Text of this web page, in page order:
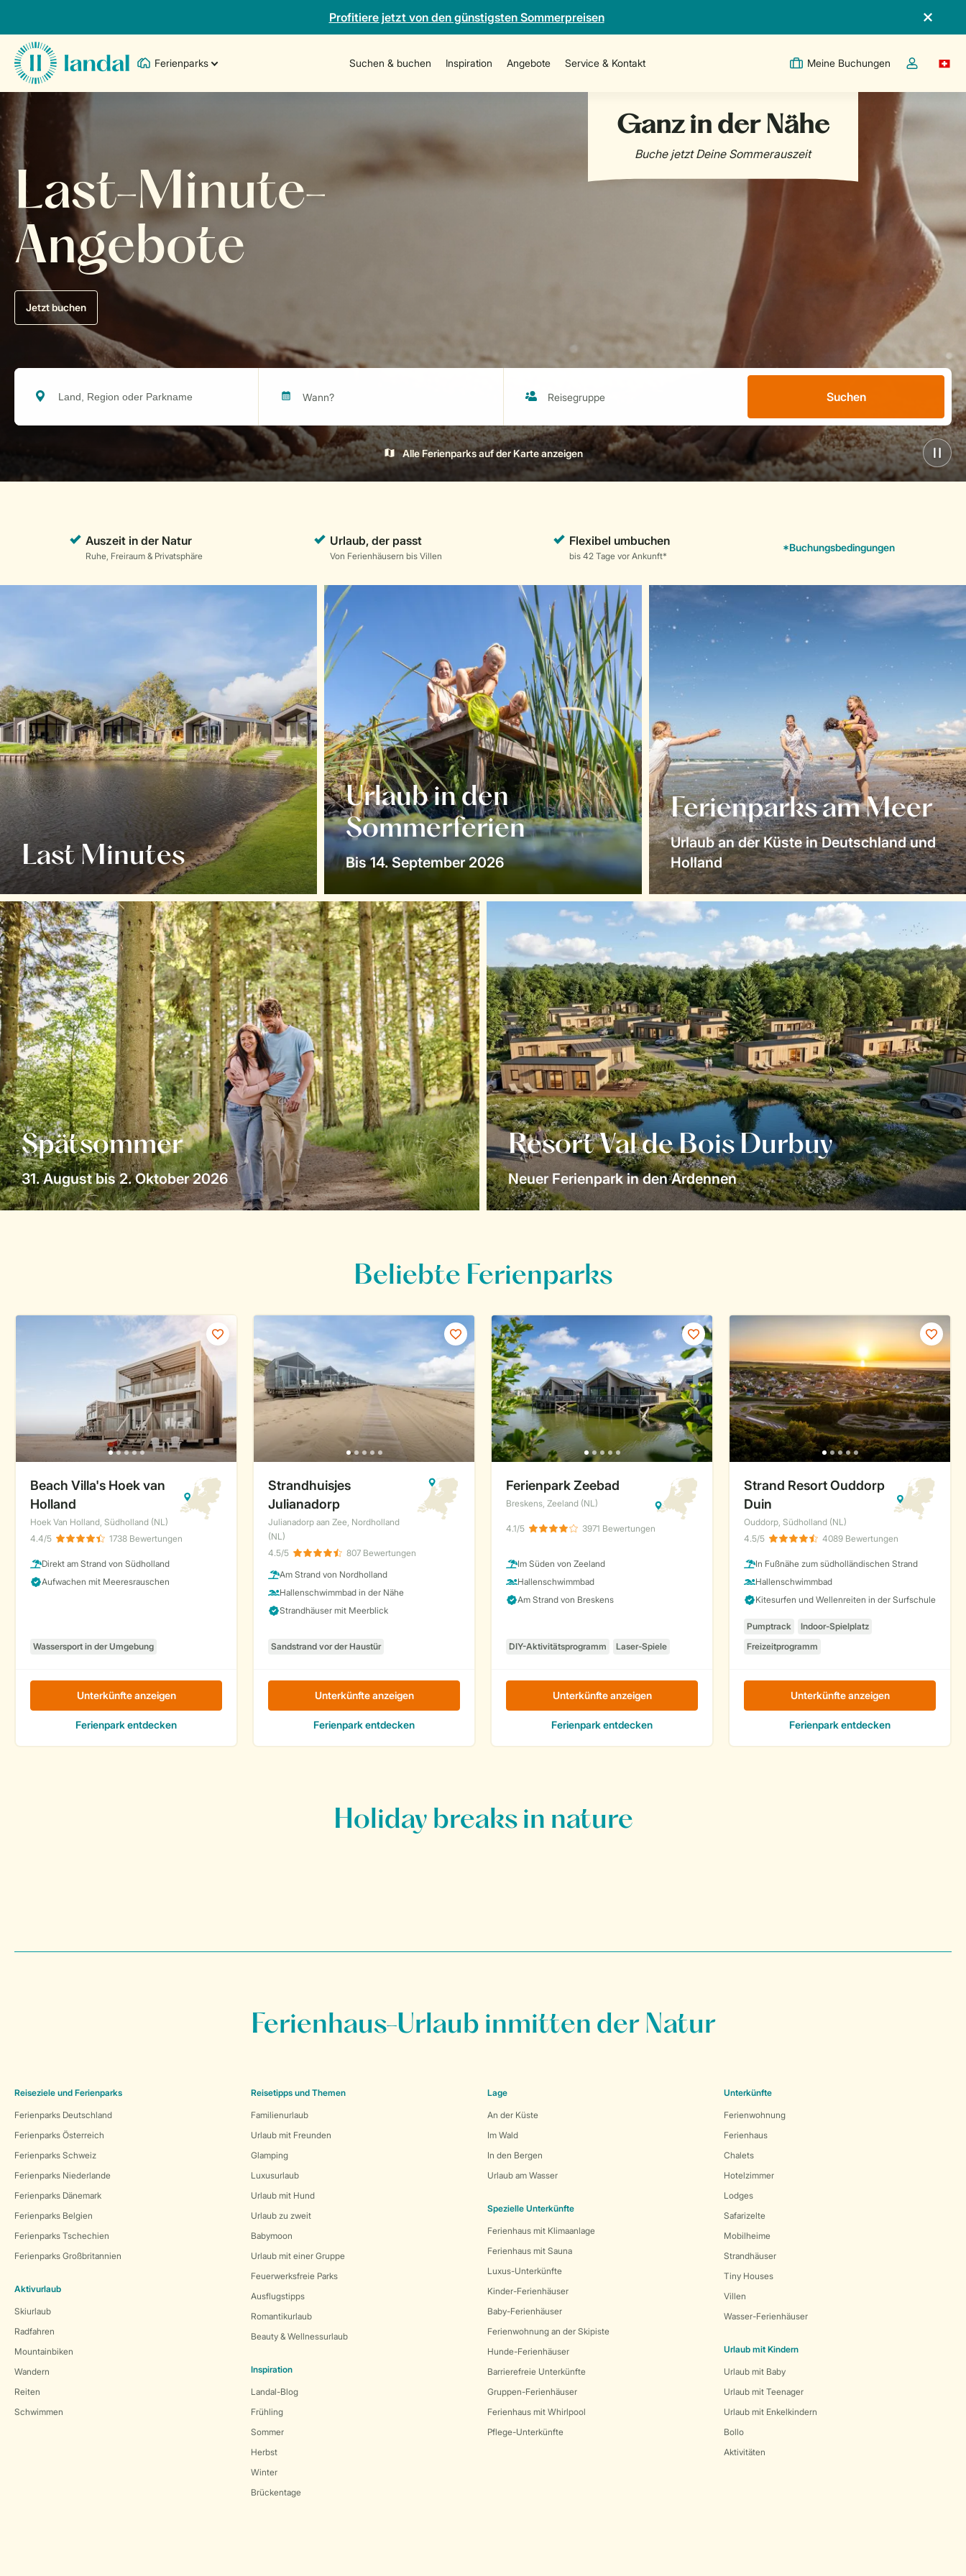
Profitiere jetzt von den günstigsten Sommerpreisen
Ferienparks Suchen & buchen Inspiration Angebote Service & Kontakt Meine Buchungen
Dropdown-
Last-Minute-
Angebote
Jetzt buchen
Suchen
Alle Ferienparks auf der Karte anzeigen
Last Minutes
Urlaub in den
Sommerferien
Bis 14. September 2026
Ferienparks am Meer
Urlaub an der Küste in Deutschland und
Holland
Spätsommer
31. August bis 2. Oktober 2026
Resort Val de Bois Durbuy
Neuer Ferienpark in den Ardennen
Ferienhaus-Urlaub inmitten der Natur
Reiseziele und Ferienparks
Ferienparks Deutschland
Ferienparks Österreich
Ferienparks Schweiz
Ferienparks Niederlande
Ferienparks Dänemark
Ferienparks Belgien
Ferienparks Tschechien
Ferienparks Großbritannien
Aktivurlaub
Skiurlaub
Radfahren
Mountainbiken
Wandern
Reiten
Schwimmen
Reisetipps und Themen
Familienurlaub
Urlaub mit Freunden
Glamping
Luxusurlaub
Urlaub mit Hund
Urlaub zu zweit
Babymoon
Urlaub mit einer Gruppe
Feuerwerksfreie Parks
Ausflugstipps
Romantikurlaub
Beauty & Wellnessurlaub
Inspiration
Landal-Blog
Frühling
Sommer
Herbst
Winter
Brückentage
Lage
An der Küste
Im Wald
In den Bergen
Urlaub am Wasser
Spezielle Unterkünfte
Ferienhaus mit Klimaanlage
Ferienhaus mit Sauna
Luxus-Unterkünfte
Kinder-Ferienhäuser
Baby-Ferienhäuser
Ferienwohnung an der Skipiste
Hunde-Ferienhäuser
Barrierefreie Unterkünfte
Gruppen-Ferienhäuser
Ferienhaus mit Whirlpool
Pflege-Unterkünfte
Unterkünfte
Ferienwohnung
Ferienhaus
Chalets
Hotelzimmer
Lodges
Safarizelte
Mobilheime
Strandhäuser
Tiny Houses
Villen
Wasser-Ferienhäuser
Urlaub mit Kindern
Urlaub mit Baby
Urlaub mit Teenager
Urlaub mit Enkelkindern
Bollo
Aktivitäten